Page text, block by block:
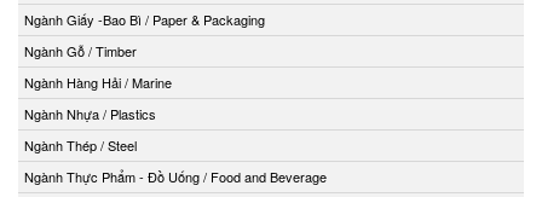
Ngành Giấy -Bao Bì / Paper & Packaging
Ngành Gỗ / Timber
Ngành Hàng Hải / Marine
Ngành Nhựa / Plastics
Ngành Thép / Steel
Ngành Thực Phẩm - Đồ Uống / Food and Beverage